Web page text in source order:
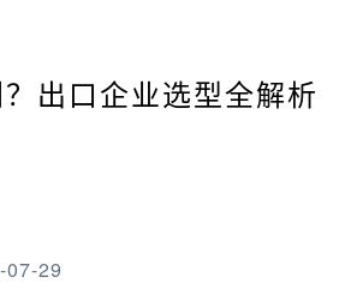
出口企业选型全解析
07-29